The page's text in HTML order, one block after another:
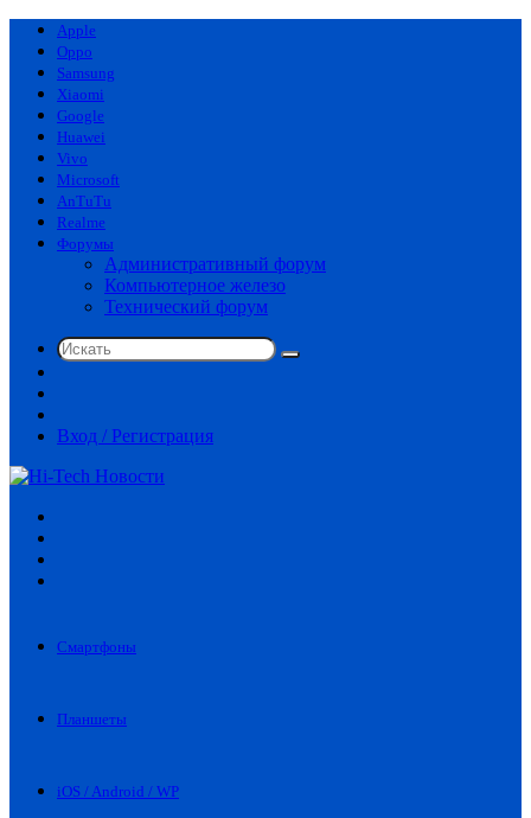
Apple
Oppo
Samsung
Xiaomi
Google
Huawei
Vivo
Microsoft
AnTuTu
Realme
Форумы
Административный форум
Компьютерное железо
Технический форум
Искать
статья
Вход / Регистрация
Смартфоны
Планшеты
iOS / Android / WP